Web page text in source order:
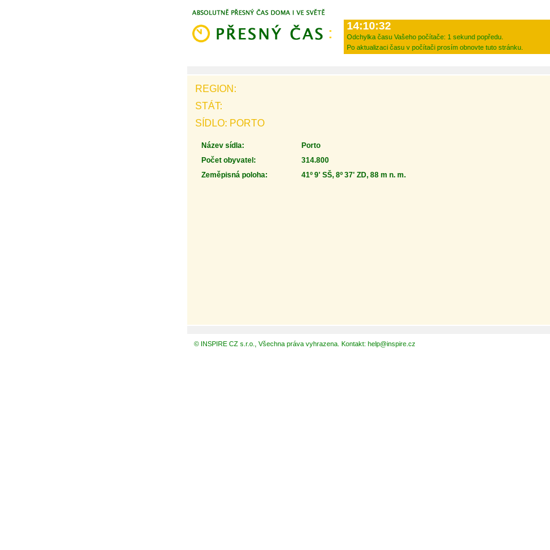
14:10:32
Odchylka času Vašeho počítače: 1 sekund popředu.
Po aktualizaci času v počítači prosím obnovte tuto stránku.
REGION:
STÁT:
SÍDLO: PORTO
Název sídla:
Porto
Počet obyvatel:
314.800
Zeměpisná poloha:
41º 9' SŠ, 8º 37' ZD, 88 m n. m.
© INSPIRE CZ s.r.o., Všechna práva vyhrazena. Kontakt: help@inspire.cz